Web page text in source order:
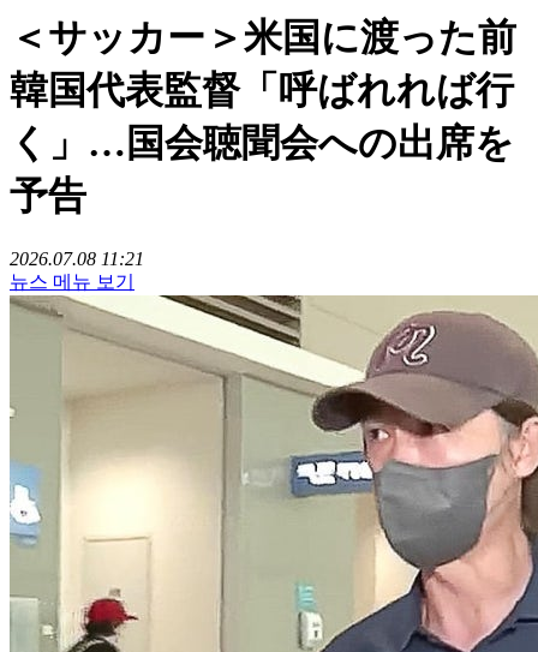
＜サッカー＞米国に渡った前
韓国代表監督「呼ばれれば行
く」…国会聴聞会への出席を
予告
2026.07.08 11:21
뉴스 메뉴 보기